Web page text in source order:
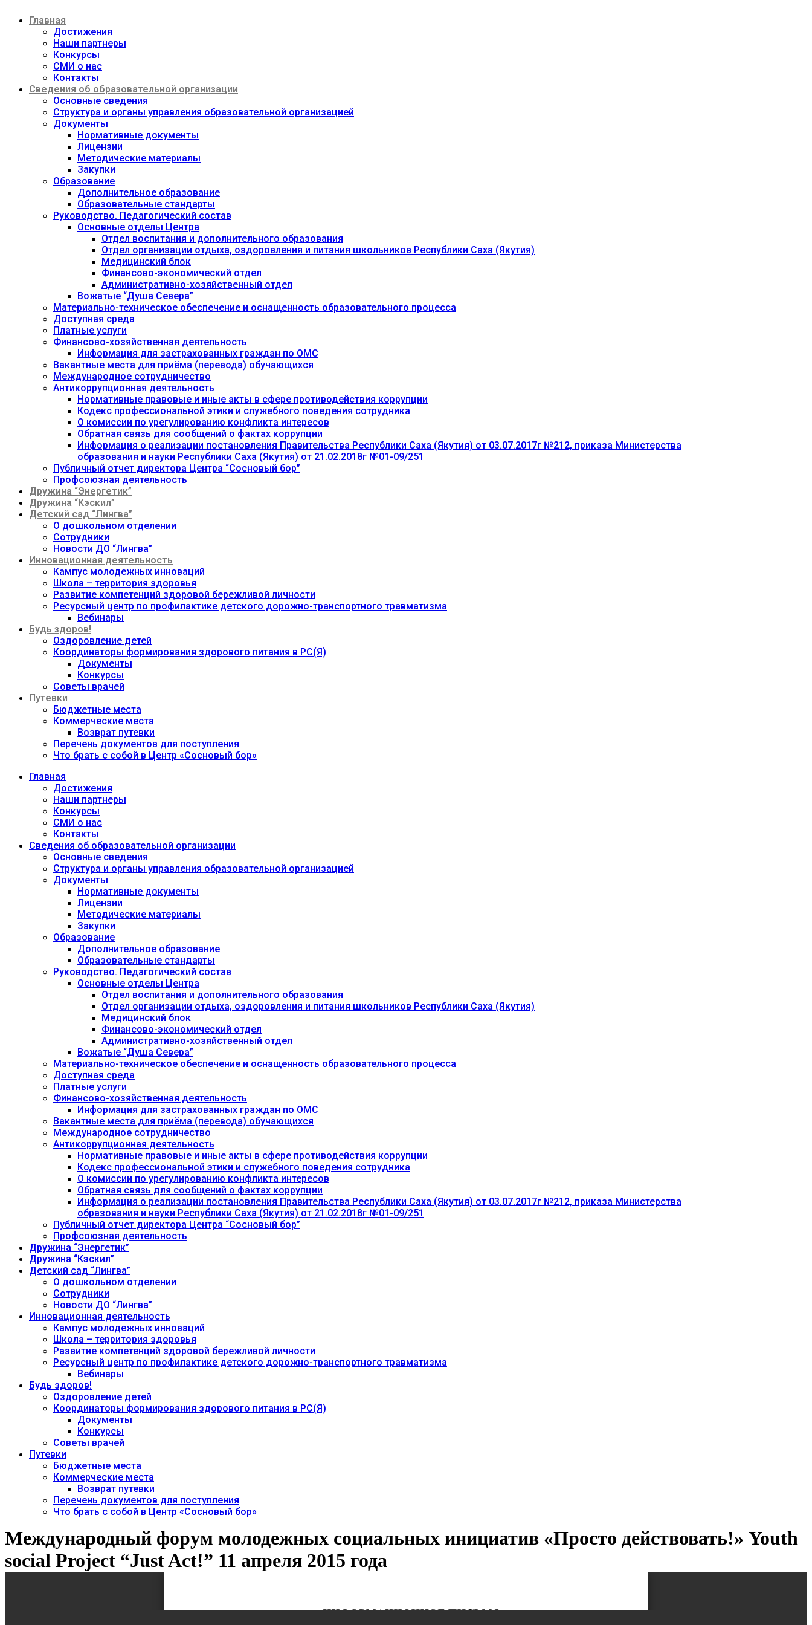
содержимому
Главная
Достижения
Наши партнеры
Конкурсы
СМИ о нас
Контакты
Сведения об образовательной организации
Основные сведения
Структура и органы управления образовательной организацией
Документы
Нормативные документы
Лицензии
Методические материалы
Закупки
Образование
Дополнительное образование
Образовательные стандарты
Руководство. Педагогический состав
Основные отделы Центра
Отдел воспитания и дополнительного образования
Отдел организации отдыха, оздоровления и питания школьников Республики Саха (Якутия)
Медицинский блок
Финансово-экономический отдел
Административно-хозяйственный отдел
Вожатые “Душа Севера”
Материально-техническое обеспечение и оснащенность образовательного процесса
Доступная среда
Платные услуги
Финансово-хозяйственная деятельность
Информация для застрахованных граждан по ОМС
Вакантные места для приёма (перевода) обучающихся
Международное сотрудничество
Антикоррупционная деятельность
Нормативные правовые и иные акты в сфере противодействия коррупции
Кодекс профессиональной этики и служебного поведения сотрудника
О комиссии по урегулированию конфликта интересов
Обратная связь для сообщений о фактах коррупции
Информация о реализации постановления Правительства Республики Саха (Якутия) от 03.07.2017г №212, приказа Министерства
образования и науки Республики Саха (Якутия) от 21.02.2018г №01-09/251
Публичный отчет директора Центра “Сосновый бор”
Профсоюзная деятельность
Дружина “Энергетик”
Дружина “Кэскил”
Детский сад “Лингва”
О дошкольном отделении
Сотрудники
Новости ДО “Лингва”
Инновационная деятельность
Кампус молодежных инноваций
Школа – территория здоровья
Развитие компетенций здоровой бережливой личности
Ресурсный центр по профилактике детского дорожно-транспортного травматизма
Вебинары
Будь здоров!
Оздоровление детей
Координаторы формирования здорового питания в РС(Я)
Документы
Конкурсы
Советы врачей
Путевки
Бюджетные места
Коммерческие места
Возврат путевки
Перечень документов для поступления
Что брать с собой в Центр «Сосновый бор»
Главная
Достижения
Наши партнеры
Конкурсы
СМИ о нас
Контакты
Сведения об образовательной организации
Основные сведения
Структура и органы управления образовательной организацией
Документы
Нормативные документы
Лицензии
Методические материалы
Закупки
Образование
Дополнительное образование
Образовательные стандарты
Руководство. Педагогический состав
Основные отделы Центра
Отдел воспитания и дополнительного образования
Отдел организации отдыха, оздоровления и питания школьников Республики Саха (Якутия)
Медицинский блок
Финансово-экономический отдел
Административно-хозяйственный отдел
Вожатые “Душа Севера”
Материально-техническое обеспечение и оснащенность образовательного процесса
Доступная среда
Платные услуги
Финансово-хозяйственная деятельность
Информация для застрахованных граждан по ОМС
Вакантные места для приёма (перевода) обучающихся
Международное сотрудничество
Антикоррупционная деятельность
Нормативные правовые и иные акты в сфере противодействия коррупции
Кодекс профессиональной этики и служебного поведения сотрудника
О комиссии по урегулированию конфликта интересов
Обратная связь для сообщений о фактах коррупции
Информация о реализации постановления Правительства Республики Саха (Якутия) от 03.07.2017г №212, приказа Министерства
образования и науки Республики Саха (Якутия) от 21.02.2018г №01-09/251
Публичный отчет директора Центра “Сосновый бор”
Профсоюзная деятельность
Дружина “Энергетик”
Дружина “Кэскил”
Детский сад “Лингва”
О дошкольном отделении
Сотрудники
Новости ДО “Лингва”
Инновационная деятельность
Кампус молодежных инноваций
Школа – территория здоровья
Развитие компетенций здоровой бережливой личности
Ресурсный центр по профилактике детского дорожно-транспортного травматизма
Вебинары
Будь здоров!
Оздоровление детей
Координаторы формирования здорового питания в РС(Я)
Документы
Конкурсы
Советы врачей
Путевки
Бюджетные места
Коммерческие места
Возврат путевки
Перечень документов для поступления
Что брать с собой в Центр «Сосновый бор»
Международный форум молодежных социальных инициатив «Просто действовать!» Youth
social Project “Just Act!” 11 апреля 2015 года